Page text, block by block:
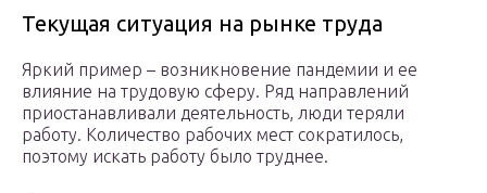
Текущая ситуация на рынке труда
Яркий пример – возникновение пандемии и ее
влияние на трудовую сферу. Ряд направлений
приостанавливали деятельность, люди теряли
работу. Количество рабочих мест сократилось,
поэтому искать работу было труднее.